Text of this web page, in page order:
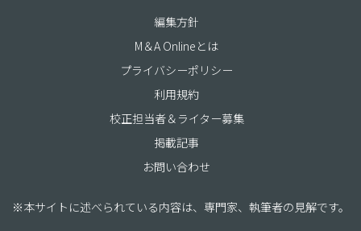
編集方針
M＆A Onlineとは
プライバシーポリシー
利用規約
校正担当者＆ライター募集
掲載記事
お問い合わせ
※本サイトに述べられている内容は、専門家、執筆者の見解です。